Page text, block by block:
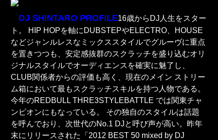
DJ SHINTARO PROFILE16歳からDJ人生をスター
ト。 HIP HOPを軸にDUBSTEPやELECTRO、HOUSE
などジャンルレスなミックススタイルでグルーヴに重点
を置きつつも、安定感抜群のスクラッチを盛り込むオリ
ジナルスタイルでオーディエンスを確実に魅了し、
CLUB関係者からの評価も高く、現在のメイン ストリー
ム箱において最もスクラッチスキルを持つ人物である。
今年のREDBULL THRE3STYLEBATTLE では関東チャ
ンピオンにもなっている。 その独自のスタイルは話題
を呼んでおり、次世代のNo.1 DJと呼び声が高い。昨年
末にリリースされた「2012 BEST 50 mixed by DJ